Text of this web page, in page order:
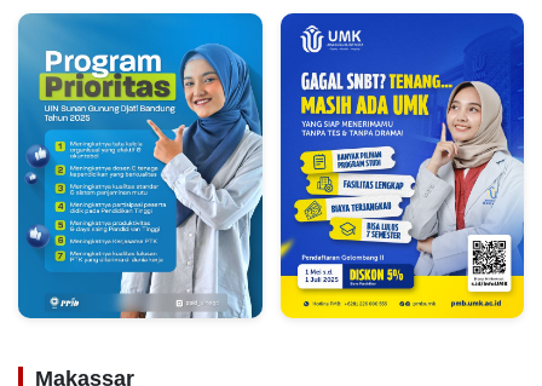
Makassar